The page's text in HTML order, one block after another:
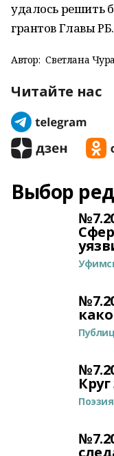
удалось решить
грантов Главы РБ.
Автор: Светлана
Читайте нас
Выбор
Поэзия